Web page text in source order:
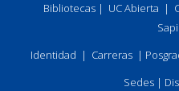
Bibliotecas| UC Abierta |
Identidad | Carreras |
Sedes |